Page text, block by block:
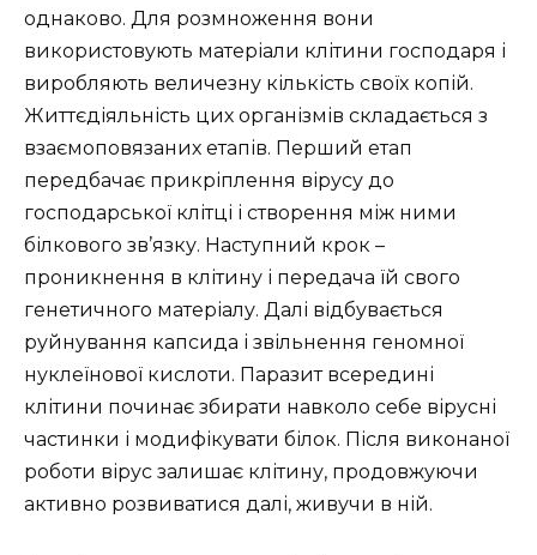
однаково. Для розмноження вони
використовують матеріали клітини господаря і
виробляють величезну кількість своїх копій.
Життєдіяльність цих організмів складається з
взаємоповязаних етапів. Перший етап
передбачає прикріплення вірусу до
господарської клітці і створення між ними
білкового зв’язку. Наступний крок –
проникнення в клітину і передача їй свого
генетичного матеріалу. Далі відбувається
руйнування капсида і звільнення геномної
нуклеїнової кислоти. Паразит всередині
клітини починає збирати навколо себе вірусні
частинки і модифікувати білок. Після виконаної
роботи вірус залишає клітину, продовжуючи
активно розвиватися далі, живучи в ній.